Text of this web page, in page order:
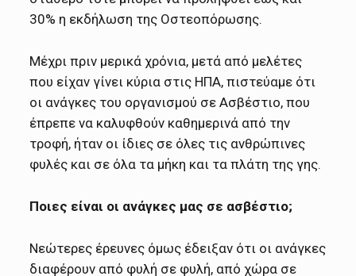
30% η εκδήλωση της Οστεοπόρωσης.
Μέχρι πριν μερικά χρόνια, μετά από μελέτες
που είχαν γίνει κύρια στις ΗΠΑ, πιστεύαμε ότι
οι ανάγκες του οργανισμού σε Ασβέστιο, που
έπρεπε να καλυφθούν καθημερινά από την
τροφή, ήταν οι ίδιες σε όλες τις ανθρώπινες
φυλές και σε όλα τα μήκη και τα πλάτη της γης.
Ποιες είναι οι ανάγκες μας σε ασβέστιο;
Νεώτερες έρευνες όμως έδειξαν ότι οι ανάγκες
διαφέρουν από φυλή σε φυλή, από χώρα σε